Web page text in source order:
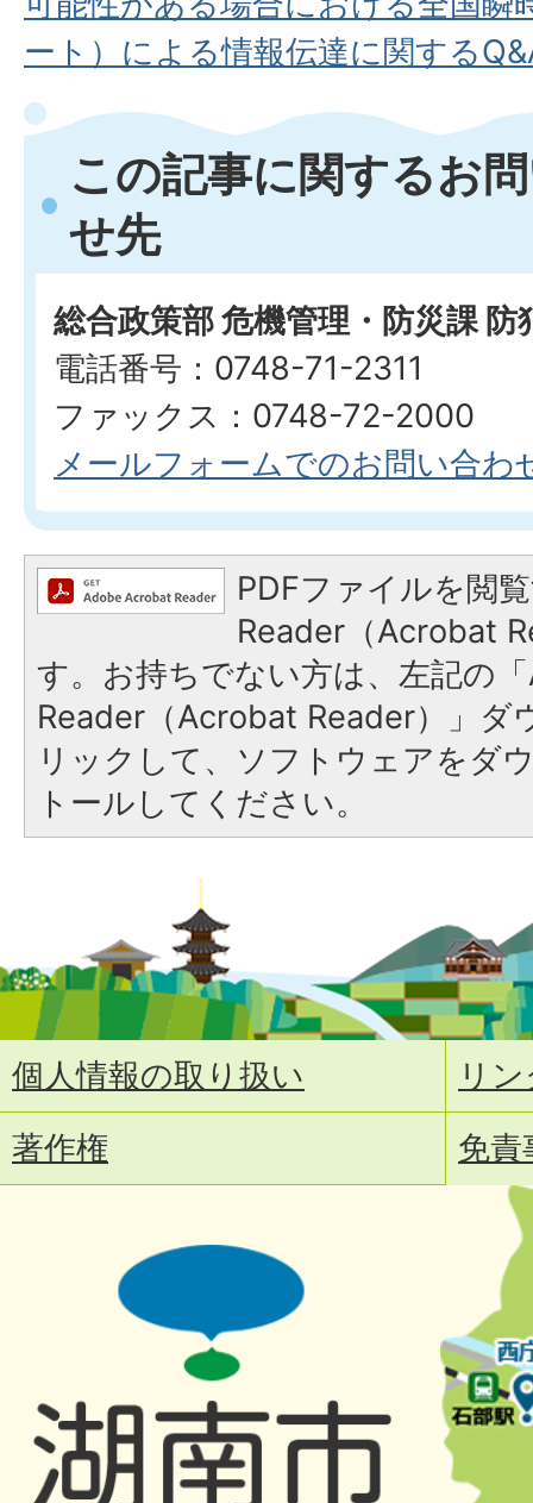
ート）による情報伝達に関する
この記事に関するお
せ先
総合政策部 危機管理・防災課 防
電話番号：0748-71-2311
ファックス：0748-72-2000
メールフォームでのお問い合わ
PDFファイルを閲
Reader（Acrobat
す。お持ちでない方は、左記の
Reader（Acrobat Reader）」ダ
リックして、ソフトウェアをダ
トールしてください。
個人情報の取り扱い
リ
著作権
免責